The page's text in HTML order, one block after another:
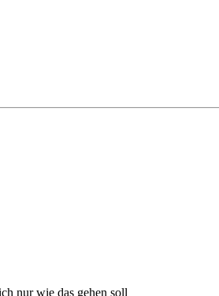
nur wie das gehen soll